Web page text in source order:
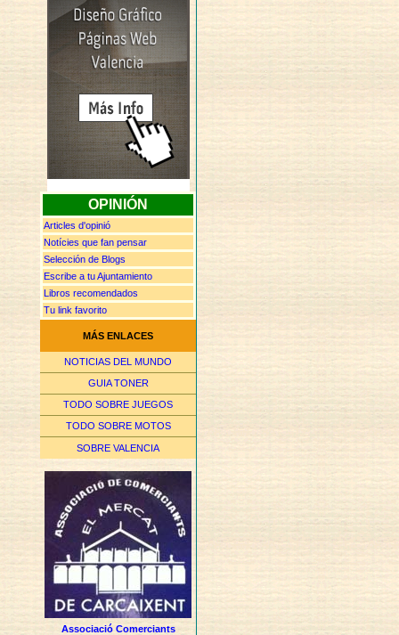
OPINIÓN
Articles d'opinió
Notícies que fan pensar
Selección de Blogs
Escribe a tu Ajuntamiento
Libros recomendados
Tu link favorito
MÁS ENLACES
NOTICIAS DEL MUNDO
GUIA TONER
TODO SOBRE JUEGOS
TODO SOBRE MOTOS
SOBRE VALENCIA
Associació Comerciants